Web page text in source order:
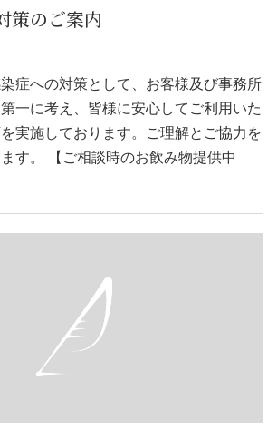
策のご案内
症への対策として、お客様及び事務所
一に考え、皆様に安心してご利用いた
実施しております。ご理解とご協力を
す。 【ご相談時のお飲み物提供中